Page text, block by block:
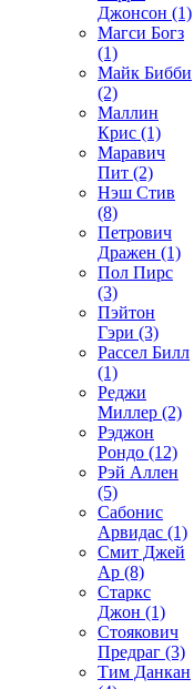
Джонсон (1)
Магси Богз
(1)
Майк Бибби
(2)
Маллин
Крис (1)
Маравич
Пит (2)
Нэш Стив
(8)
Петрович
Дражен (1)
Пол Пирс
(3)
Пэйтон
Гэри (3)
Рассел Билл
(1)
Реджи
Миллер (2)
Рэджон
Рондо (12)
Рэй Аллен
(5)
Сабонис
Арвидас (1)
Смит Джей
Ар (8)
Старкс
Джон (1)
Стоякович
Предраг (3)
Тим Данкан